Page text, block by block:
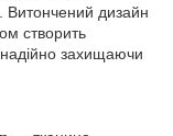
. Витончений дизайн
створить
захищаючи